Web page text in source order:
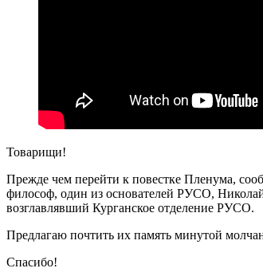
Товарищи!
Прежде чем перейти к повестке Пленума,
философ, один из основателей РУСО,
возглавлявший Курганское отделение РУСО.
Предлагаю почтить их память минутой
Спасибо!